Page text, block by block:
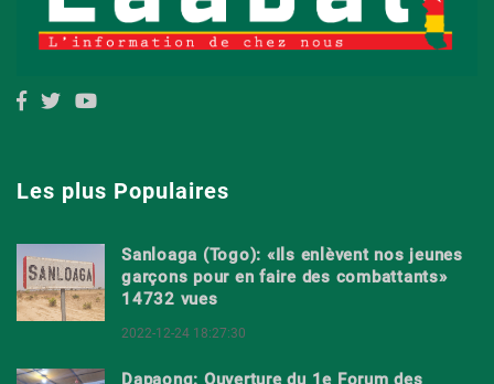
Les plus Populaires
Sanloaga (Togo): «Ils enlèvent nos jeunes
garçons pour en faire des combattants»
14732 vues
2022-12-24 18:27:30
Dapaong: Ouverture du 1e Forum des